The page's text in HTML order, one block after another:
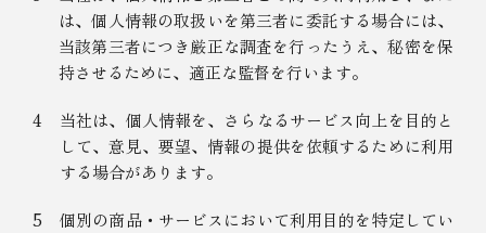
は、個人情報の取扱いを第三者に委託する場合には、
当該第三者につき厳正な調査を行ったうえ、秘密を保
持させるために、適正な監督を行います。
4
当社は、個人情報を、さらなるサービス向上を目的と
して、意見、要望、情報の提供を依頼するために利用
する場合があります。
5
個別の商品・サービスにおいて利用目的を特定してい